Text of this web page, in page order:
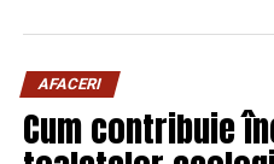
Ravenol este un producător
fondat în anul 1946 și
AFACERI
Cum contribuie